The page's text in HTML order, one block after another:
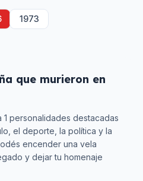
1973
que murieron en
1 personalidades destacadas
el deporte, la política y la
encender una vela
y dejar tu homenaje